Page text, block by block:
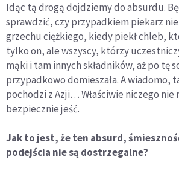
Idąc tą drogą dojdziemy do absurdu.
sprawdzić, czy przypadkiem piekarz nie
grzechu ciężkiego, kiedy piekł chleb,
tylko on, ale wszyscy, którzy
mąki i tam innych składników, aż po tę
przypadkowo domieszała. A wiadomo,
pochodzi z Azji… Właściwie niczego nie
bezpiecznie jeść.
Jak to jest, że ten absurd,
podejścia nie są dostrzegalne?